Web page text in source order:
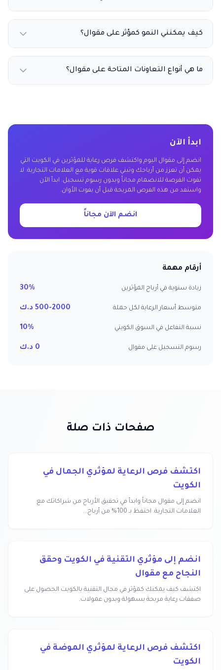
كيف يمكنني النمو كمؤثر على مقوال؟
ما هي أنواع التعاونات المتاحة على مقوال؟
ابدأ الآن
انضم إلى مقوال اليوم واكتشف فرص رعاية للمؤثرين في الكويت التي
يمكن أن تعزز من أرباحك وتبني علاقات قوية مع العلامات التجارية. لا
تفوت الفرصة للانضمام مجاناً وبدون رسوم تسجيل. ابدأ الآن
واستفد من هذه الفرص المربحة قبل أن يفوت الأوان.
انضم الآن مجاناً
أرقام مهمة
زيادة سنوية في أرباح المؤثرين 30%
متوسط أسعار الرعاية لكل حملة 500-2000 د.ك
نسبة التفاعل في السوق الكويتي 10%
رسوم التسجيل على مقوال 0 د.ك
صفحات ذات صلة
اكتشف فرص الرعاية لمؤثري الجمال في
الكويت
انضم إلى مقوال مجاناً وابدأ في تحقيق الأرباح من شراكاتك مع
العلامات التجارية. احتفظ بـ 100% من أرباح...
انضم إلى مؤثري التقنية في الكويت وحقق
النجاح مع مقوال
اكتشف كيف يمكنك كمؤثر في مجال التقنية بالكويت الحصول على
صفقات رعاية مربحة بسهولة وبدون عمولات.
اكتشف فرص الرعاية لمؤثري الموضة في
الكويت